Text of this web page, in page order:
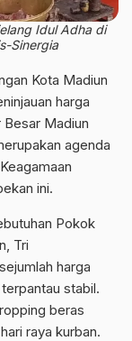
Idul Adha di
Sinergia
Kota Madiun
harga
Madiun
agenda
ini.
Pokok
Tri
harga
stabil.
beras
raya kurban.